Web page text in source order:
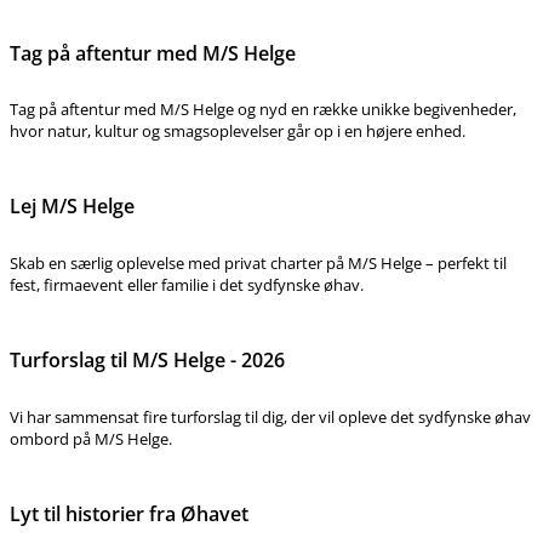
Tag på aftentur med M/S Helge
Tag på aftentur med M/S Helge og nyd en række unikke begivenheder,
hvor natur, kultur og smagsoplevelser går op i en højere enhed.
Lej M/S Helge
Skab en særlig oplevelse med privat charter på M/S Helge – perfekt til
fest, firmaevent eller familie i det sydfynske øhav.
Turforslag til M/S Helge - 2026
Vi har sammensat fire turforslag til dig, der vil opleve det sydfynske øhav
ombord på M/S Helge.
Lyt til historier fra Øhavet